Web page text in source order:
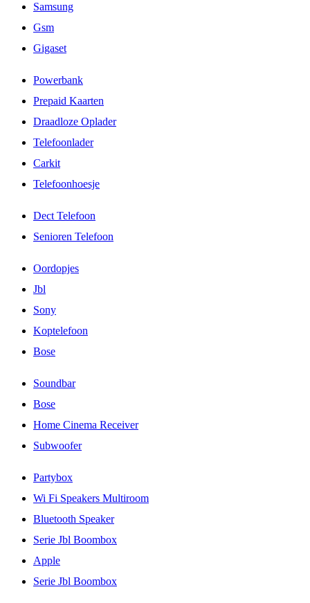
Samsung
Gsm
Gigaset
Powerbank
Prepaid Kaarten
Draadloze Oplader
Telefoonlader
Carkit
Telefoonhoesje
Dect Telefoon
Senioren Telefoon
Oordopjes
Jbl
Sony
Koptelefoon
Bose
Soundbar
Bose
Home Cinema Receiver
Subwoofer
Partybox
Wi Fi Speakers Multiroom
Bluetooth Speaker
Serie Jbl Boombox
Apple
Serie Jbl Boombox